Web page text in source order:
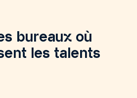
bureaux où
les talents